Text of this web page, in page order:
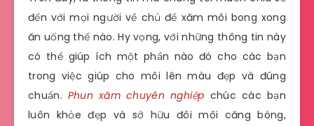
đến với mọi người về chủ đề xăm môi bong xong
ăn uống thế nào. Hy vọng, với những thông tin này
có thể giúp ích một phần nào đó cho các bạn
trong việc giúp cho môi lên màu đẹp và đúng
chuẩn. Phun xăm chuyên nghiệp chúc các bạn
luôn khỏe đẹp và sở hữu đôi môi căng bóng,